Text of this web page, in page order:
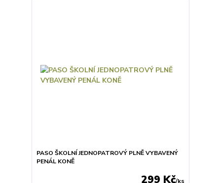
PASO ŠKOLNÍ JEDNOPATROVÝ PLNĚ VYBAVENÝ
PENÁL KONĚ
299 Kč/ks